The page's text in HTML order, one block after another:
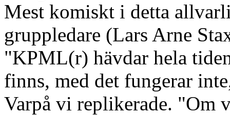
Mest komiskt i detta
gruppledare (Lars Arne
"KPML(r) hävdar hela
finns, med det fungerar
Varpå vi replikerade. "Om